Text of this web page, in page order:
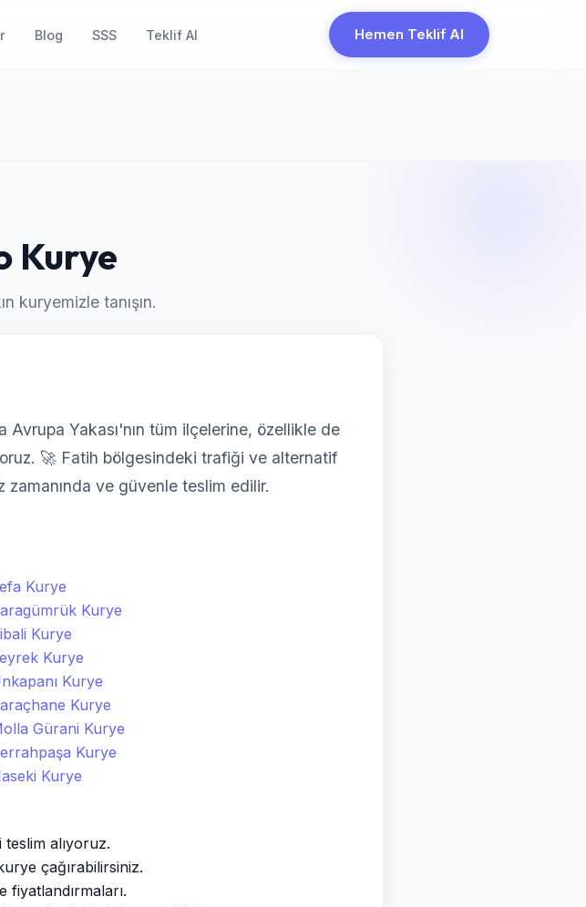
Blog SSS Teklif Al Hemen Teklif Al
Kurye
kuryemizle tanışın.
Yakası'nın tüm ilçelerine, özellikle de
🚀 Fatih bölgesindeki trafiği ve alternatif
ve güvenle teslim edilir.
Kurye
Kurye
Kurye
Kurye
Kurye
Kurye
Gürani Kurye
Kurye
Kurye
teslim alıyoruz.
çağırabilirsiniz.